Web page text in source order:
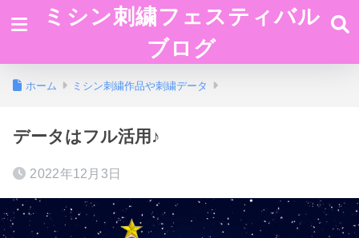
ミシン刺繍フェスティバル
ブログ
ホーム ミシン刺繍作品や刺繍データ
データはフル活用♪
2022年12月3日